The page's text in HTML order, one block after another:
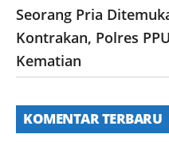
Seorang Pria
Kontrakan, Polres
Kematian
KOMENTAR TERBARU